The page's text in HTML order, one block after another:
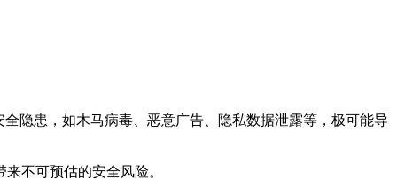
隐患，如木马病毒、恶意广告、隐私数据泄露等，极可能导
不可预估的安全风险。